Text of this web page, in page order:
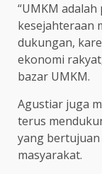
“UMKM
kesejahteraan
dukungan,
ekonomi
bazar UMKM.
Agustiar juga
terus
yang
masyarakat.